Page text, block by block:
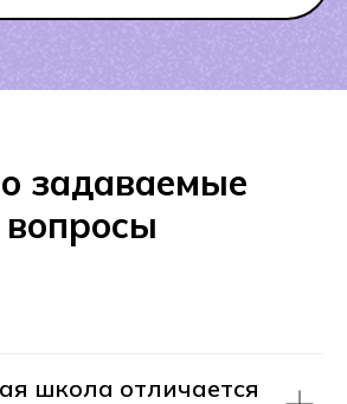
задаваемые
вопросы
школа отличается
заявку